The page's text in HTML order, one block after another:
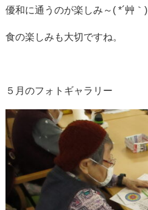
優和に通うのが楽しみ～( *´艸｀)
食の楽しみも大切ですね。
５月のフォトギャラリー